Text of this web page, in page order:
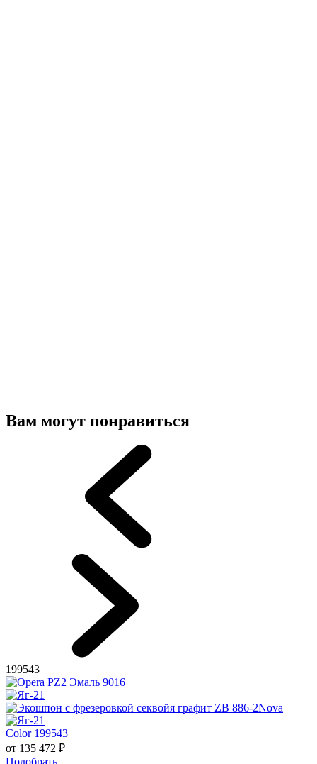
Вам могут понравиться
199543
Color 199543
от 135 472 ₽
Подобрать